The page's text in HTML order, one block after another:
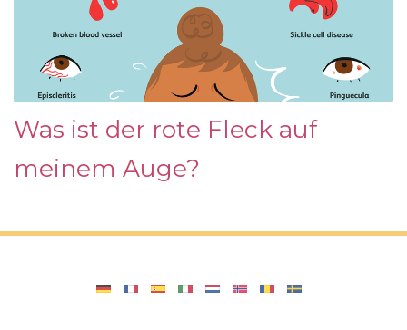
Was ist der rote Fleck auf
meinem Auge?